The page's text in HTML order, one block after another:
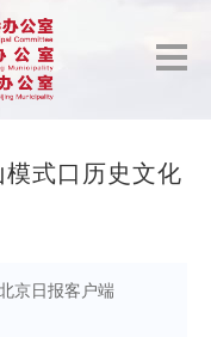
式口历史文化
京日报客户端